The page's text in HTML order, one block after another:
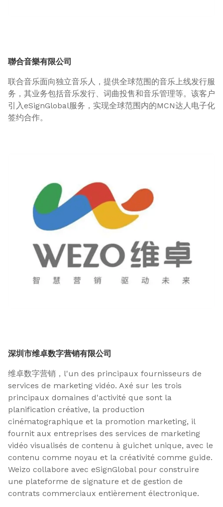
聯合音樂有限公司
联合音乐面向独立音乐人，提供全球范围的音乐上线发行服
务，其业务包括音乐发行、词曲投售和音乐管理等。该客户
引入eSignGlobal服务，实现全球范围内的MCN达人电子化
签约合作。
深圳市维卓数字营销有限公司
维卓数字营销，l'un des principaux fournisseurs de
services de marketing vidéo. Axé sur les trois
principaux domaines d'activité que sont la
planification créative, la production
cinématographique et la promotion marketing, il
fournit aux entreprises des services de marketing
vidéo visualisés de contenu à guichet unique, avec le
contenu comme noyau et la créativité comme guide.
Weizo collabore avec eSignGlobal pour construire
une plateforme de signature et de gestion de
contrats commerciaux entièrement électronique.